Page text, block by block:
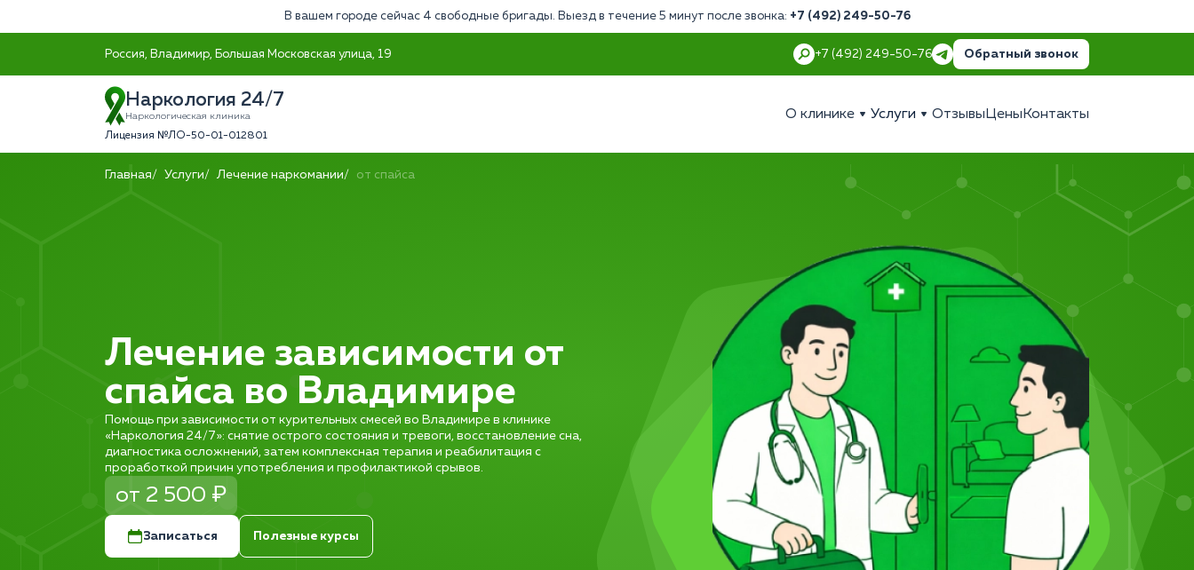
В вашем городе сейчас 4 свободные бригады. Выезд в течение 5 минут после звонка: +7 (492) 249-50-76
Россия, Владимир, Большая Московская улица, 19 +7 (492) 249-50-76 Обратный звонок
Наркология 24/7
Наркологическая клиника
Лицензия №ЛО-50-01-012801
О клинике Услуги Отзывы Цены Контакты
Главная Услуги Лечение наркомании от спайса
Лечение зависимости от
спайса во Владимире
Помощь при зависимости от курительных смесей во Владимире в клинике
«Наркология 24/7»: снятие острого состояния и тревоги, восстановление сна,
диагностика осложнений, затем комплексная терапия и реабилитация с
проработкой причин употребления и профилактикой срывов.
от 2 500 ₽
Записаться Полезные курсы